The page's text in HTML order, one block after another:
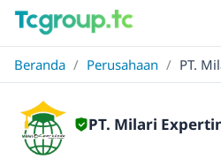
Beranda / Perusahaan / PT.
PT. Milari